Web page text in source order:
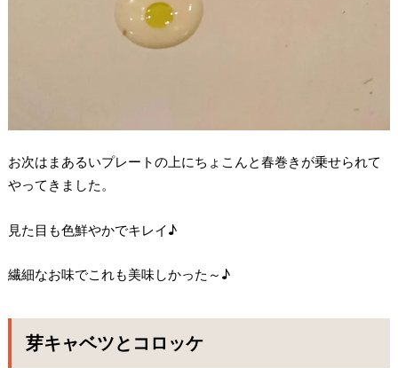
お次はまあるいプレートの上にちょこんと春巻きが乗せられて
やってきました。
見た目も色鮮やかでキレイ♪
繊細なお味でこれも美味しかった～♪
芽キャベツとコロッケ